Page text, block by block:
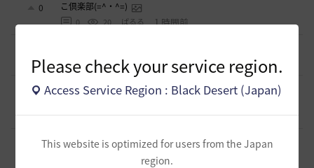
Please check your service region.
Access Service Region : Black Desert (Japan)
This website is optimized for users from the Japan
region.
0 こ倶楽部(=^・^=)
0 20 ぱるる 1 時間前
0 39 けーとら 2 時間前
[ギルド募集]【華嵐】静かなギルチャ/挨拶不要/時々イベン
0 26 リーシアR-日本 2 時間前
[クラス攻略] [エージェント攻略]
まそん 2 時間前